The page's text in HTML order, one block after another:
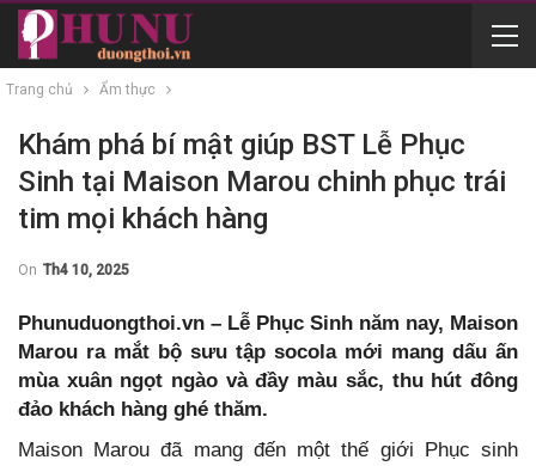
Trang chủ Ẩm thực
Khám phá bí mật giúp BST Lễ Phục
Sinh tại Maison Marou chinh phục trái
tim mọi khách hàng
On Th4 10, 2025
Phunuduongthoi.vn – Lễ Phục Sinh năm nay, Maison
Marou ra mắt bộ sưu tập socola mới mang dấu ấn
mùa xuân ngọt ngào và đầy màu sắc, thu hút đông
đảo khách hàng ghé thăm.
Maison Marou đã mang đến một thế giới Phục sinh